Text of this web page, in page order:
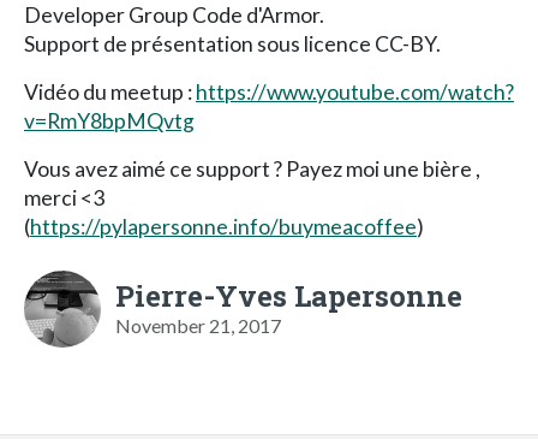
Developer Group Code d'Armor.
Support de présentation sous licence CC-BY.
Vidéo du meetup :https://www.youtube.com/watch?
v=RmY8bpMQvtg
Vous avez aimé ce support ? Payez moi une bière ,
merci <3
(https://pylapersonne.info/buymeacoffee)
Pierre-Yves Lapersonne
November 21, 2017